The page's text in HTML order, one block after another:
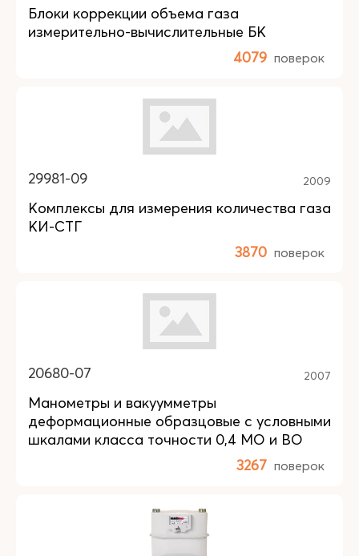
Блоки коррекции объема газа
измерительно-вычислительные БК
4079 поверок
29981-09 2009
Комплексы для измерения количества газа
КИ-СТГ
3870 поверок
20680-07 2007
Манометры и вакуумметры
деформационные образцовые с условными
шкалами класса точности 0,4 МО и ВО
3267 поверок